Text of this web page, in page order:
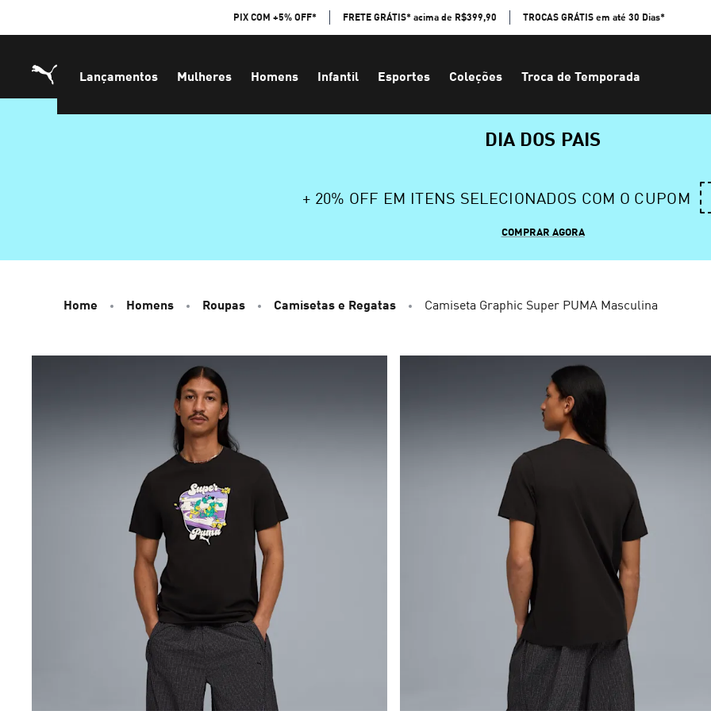
PIX COM +5% OFF* FRETE GRÁTIS* acima de R$399,90 TROCAS GRÁTIS em até 30 Dias*
Lançamentos Mulheres Homens Infantil Esportes Coleções Troca de Temporada
DIA DOS PAIS
+ 20% OFF EM ITENS SELECIONADOS COM O CUPOM
COMPRAR AGORA
Home Homens Roupas Camisetas e Regatas Camiseta Graphic Super PUMA Masculina